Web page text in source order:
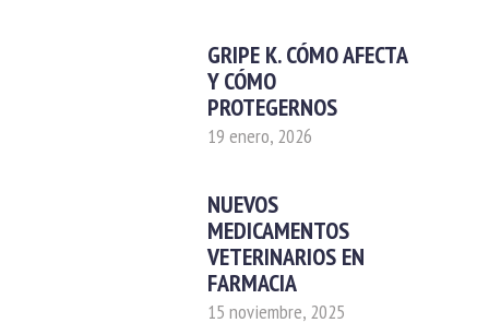
GRIPE K. CÓMO AFECTA
Y CÓMO
PROTEGERNOS
19 enero, 2026
NUEVOS
MEDICAMENTOS
VETERINARIOS EN
FARMACIA
15 noviembre, 2025